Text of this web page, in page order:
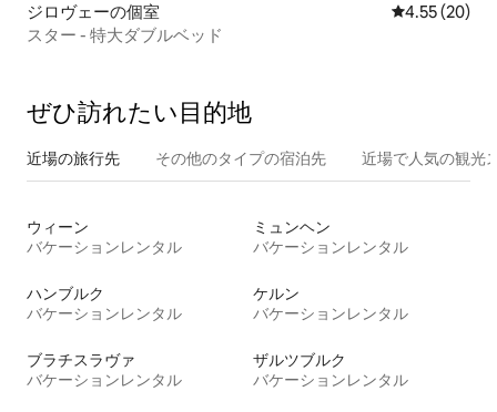
ジロヴェーの個室 レビュー20
4.55 (20)
スター - 特大ダブルベッド
ぜひ訪⁠れ⁠た⁠い目⁠的⁠地
近場の旅行先 その他のタ⁠イ⁠プ⁠の宿⁠泊⁠先 近場で人気の観光
ウィーン
バケーションレンタル
ミュンヘン
バケーションレンタル
ハンブルク
バケーションレンタル
ケルン
バケーションレンタル
ブラチスラヴァ
バケーションレンタル
ザルツブルク
バケーションレンタル